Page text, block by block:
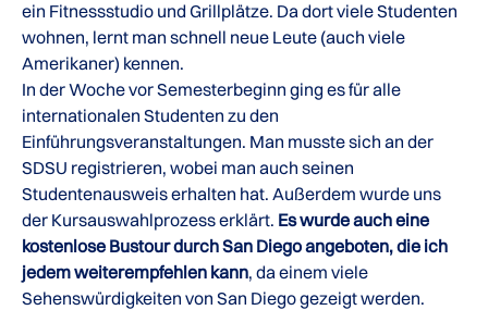
ein Fitnessstudio und Grillplätze. Da dort viele Studenten
wohnen, lernt man schnell neue Leute (auch viele
Amerikaner) kennen.
In der Woche vor Semesterbeginn ging es für alle
internationalen Studenten zu den
Einführungsveranstaltungen. Man musste sich an der
SDSU registrieren, wobei man auch seinen
Studentenausweis erhalten hat. Außerdem wurde uns
der Kursauswahlprozess erklärt. Es wurde auch eine
kostenlose Bustour durch San Diego angeboten, die ich
jedem weiterempfehlen kann, da einem viele
Sehenswürdigkeiten von San Diego gezeigt werden.